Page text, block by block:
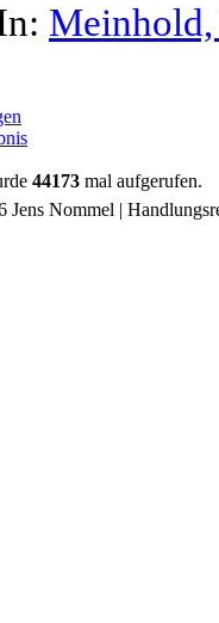
44173 mal aufgerufen.
Nommel |